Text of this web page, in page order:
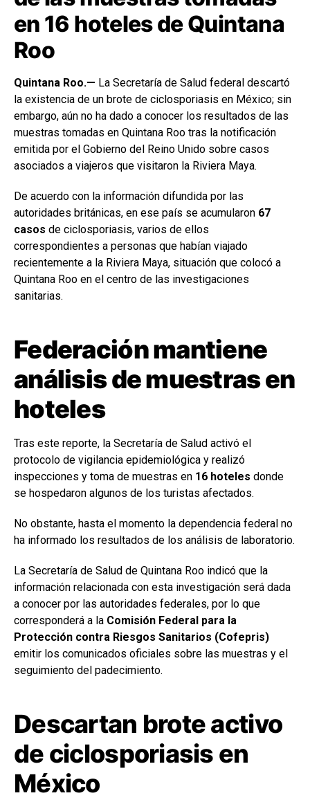
en 16 hoteles de Quintana
Roo
Quintana Roo.— La Secretaría de Salud federal descartó
la existencia de un brote de ciclosporiasis en México; sin
embargo, aún no ha dado a conocer los resultados de las
muestras tomadas en Quintana Roo tras la notificación
emitida por el Gobierno del Reino Unido sobre casos
asociados a viajeros que visitaron la Riviera Maya.
De acuerdo con la información difundida por las
autoridades británicas, en ese país se acumularon 67
casos de ciclosporiasis, varios de ellos
correspondientes a personas que habían viajado
recientemente a la Riviera Maya, situación que colocó a
Quintana Roo en el centro de las investigaciones
sanitarias.
Federación mantiene
análisis de muestras en
hoteles
Tras este reporte, la Secretaría de Salud activó el
protocolo de vigilancia epidemiológica y realizó
inspecciones y toma de muestras en 16 hoteles donde
se hospedaron algunos de los turistas afectados.
No obstante, hasta el momento la dependencia federal no
ha informado los resultados de los análisis de laboratorio.
La Secretaría de Salud de Quintana Roo indicó que la
información relacionada con esta investigación será dada
a conocer por las autoridades federales, por lo que
corresponderá a la Comisión Federal para la
Protección contra Riesgos Sanitarios (Cofepris)
emitir los comunicados oficiales sobre las muestras y el
seguimiento del padecimiento.
Descartan brote activo
de ciclosporiasis en
México